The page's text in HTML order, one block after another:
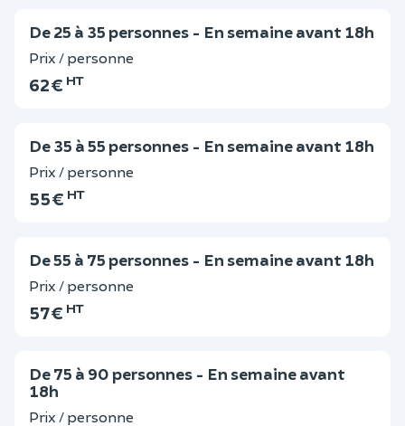
De 25 à 35 personnes - En semaine avant 18h
Prix / personne
62 € HT
De 35 à 55 personnes - En semaine avant 18h
Prix / personne
55 € HT
De 55 à 75 personnes - En semaine avant 18h
Prix / personne
57 € HT
De 75 à 90 personnes - En semaine avant
18h
Prix / personne